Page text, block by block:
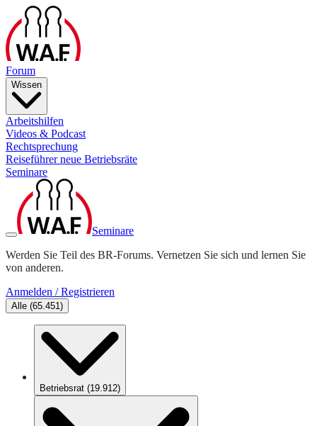
Forum
Wissen
Arbeitshilfen
Videos & Podcast
Rechtsprechung
Reiseführer neue Betriebsräte
Seminare
Seminare
Werden Sie Teil des BR-Forums. Vernetzen Sie sich und lernen Sie
von anderen.
Anmelden / Registrieren
Alle (65.451)
Betriebsrat (19.912)